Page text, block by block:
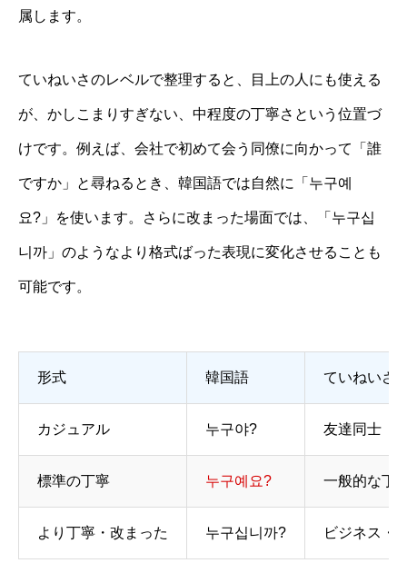
属します。
ていねいさのレベルで整理すると、目上の人にも使える
が、かしこまりすぎない、中程度の丁寧さという位置づ
けです。例えば、会社で初めて会う同僚に向かって「誰
ですか」と尋ねるとき、韓国語では自然に「누구예
요?」を使います。さらに改まった場面では、「누구십
니까」のようなより格式ばった表現に変化させることも
可能です。
形式 韓国語 ていねいさ
カジュアル 누구야? 友達同士
標準の丁寧 누구예요? 一般的な丁
より丁寧・改まった 누구십니까? ビジネス・